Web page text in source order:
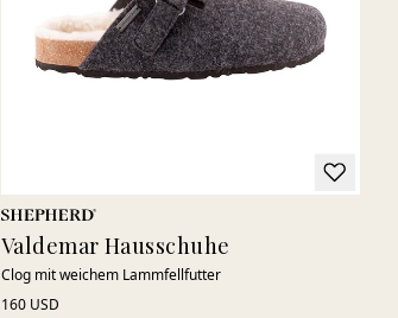
Valdemar Hausschuhe
Clog mit weichem Lammfellfutter
160 USD